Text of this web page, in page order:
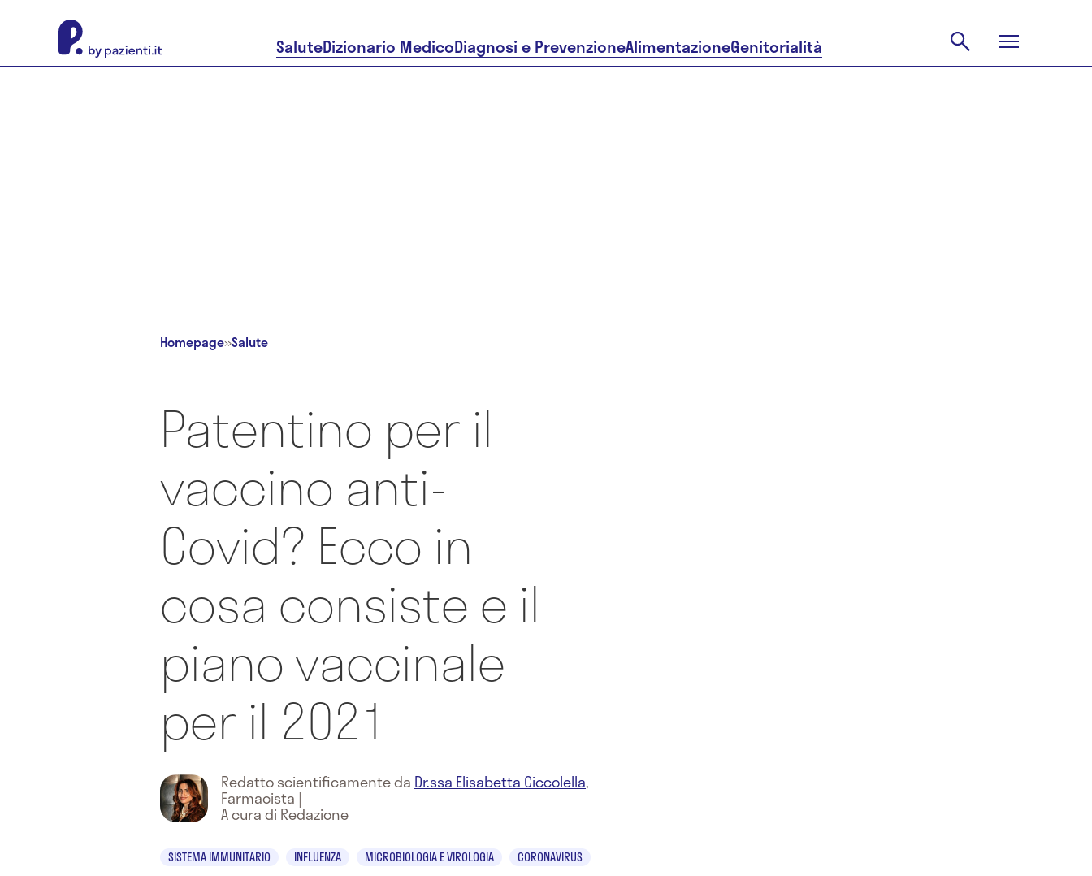
SaluteDizionario MedicoDiagnosi e PrevenzioneAlimentazioneGenitorialità
Homepage»Salute
Patentino per il
vaccino anti-
Covid? Ecco in
cosa consiste e il
piano vaccinale
per il 2021
Redatto scientificamente da Dr.ssa Elisabetta Ciccolella,
Farmacista |
A cura di Redazione
SISTEMA IMMUNITARIO INFLUENZA MICROBIOLOGIA E VIROLOGIA CORONAVIRUS